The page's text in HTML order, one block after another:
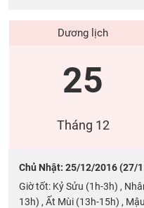
Dương lịch
25
Tháng 12
Chủ Nhật: 25/12/2016 (27/
Giờ tốt: Kỷ Sửu (1h-3h) ,
13h) , Ất Mùi (13h-15h) ,